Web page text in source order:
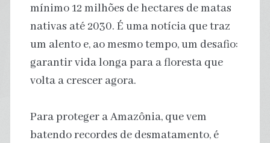
mínimo 12 milhões de hectares de matas
nativas até 2030. É uma notícia que traz
um alento e, ao mesmo tempo, um desafio:
garantir vida longa para a floresta que
volta a crescer agora.
Para proteger a Amazônia, que vem
batendo recordes de desmatamento, é